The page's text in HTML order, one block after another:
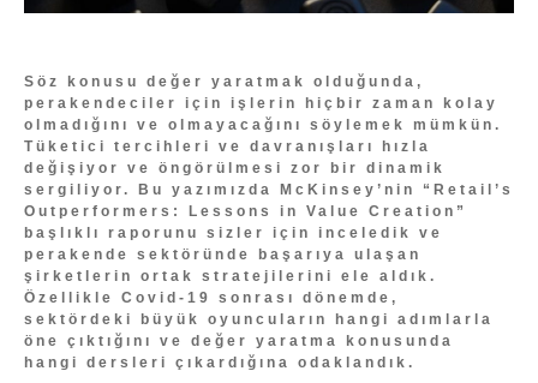
Söz konusu değer yaratmak olduğunda,
perakendeciler için işlerin hiçbir zaman kolay
olmadığını ve olmayacağını söylemek mümkün.
Tüketici tercihleri ve davranışları hızla
değişiyor ve öngörülmesi zor bir dinamik
sergiliyor. Bu yazımızda McKinsey’nin “Retail’s
Outperformers: Lessons in Value Creation”
başlıklı raporunu sizler için inceledik ve
perakende sektöründe başarıya ulaşan
şirketlerin ortak stratejilerini ele aldık.
Özellikle Covid-19 sonrası dönemde,
sektördeki büyük oyuncuların hangi adımlarla
öne çıktığını ve değer yaratma konusunda
hangi dersleri çıkardığına odaklandık.